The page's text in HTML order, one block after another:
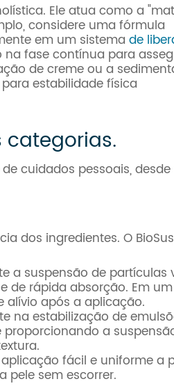
Ele atua como a
considere uma fórmula
em um sistemade
fase contínua para
de creme ou a
estabilidade física
categorias.
cuidados pessoais, desde
dos ingredientes. O
a suspensão de partículas
de rápida absorção. Em
alívio após a aplicação.
na estabilização de
a
fácil e uniforme a
sem escorrer.